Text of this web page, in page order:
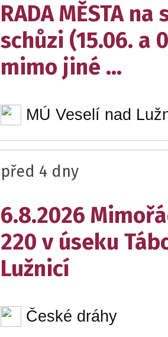
RADA MĚSTA na
schůzi (15.06. a
mimo jiné ...
MÚ Veselí nad
před 4 dny
6.8.2026
220 v úseku
Lužnicí
České dráhy